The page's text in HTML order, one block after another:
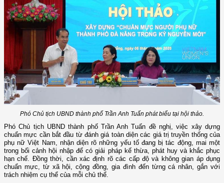
Phó Chủ tịch UBND thành phố Trần Anh Tuấn phát biểu tại hội thảo.
Phó Chủ tịch UBND thành phố Trần Anh Tuấn đề nghị, việc xây dựng
chuẩn mực cần bắt đầu từ đánh giá toàn diện các giá trị truyền thống của
phụ nữ Việt Nam, nhận diện rõ những yếu tố đang bị tác động, mai một
trong bối cảnh hội nhập để có giải pháp kế thừa, phát huy và khắc phục
hạn chế. Đồng thời, cần xác định rõ các cấp độ và không gian áp dụng
chuẩn mực, từ xã hội, cộng đồng, gia đình đến từng cá nhân, gắn với
trách nhiệm cụ thể của mỗi chủ thể.